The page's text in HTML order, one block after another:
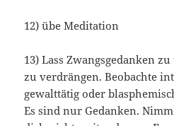
12) übe Meditation
13) Lass Zwangsgedanken
zu verdrängen. Beobachte
gewalttätig oder
Es sind nur Gedanken.